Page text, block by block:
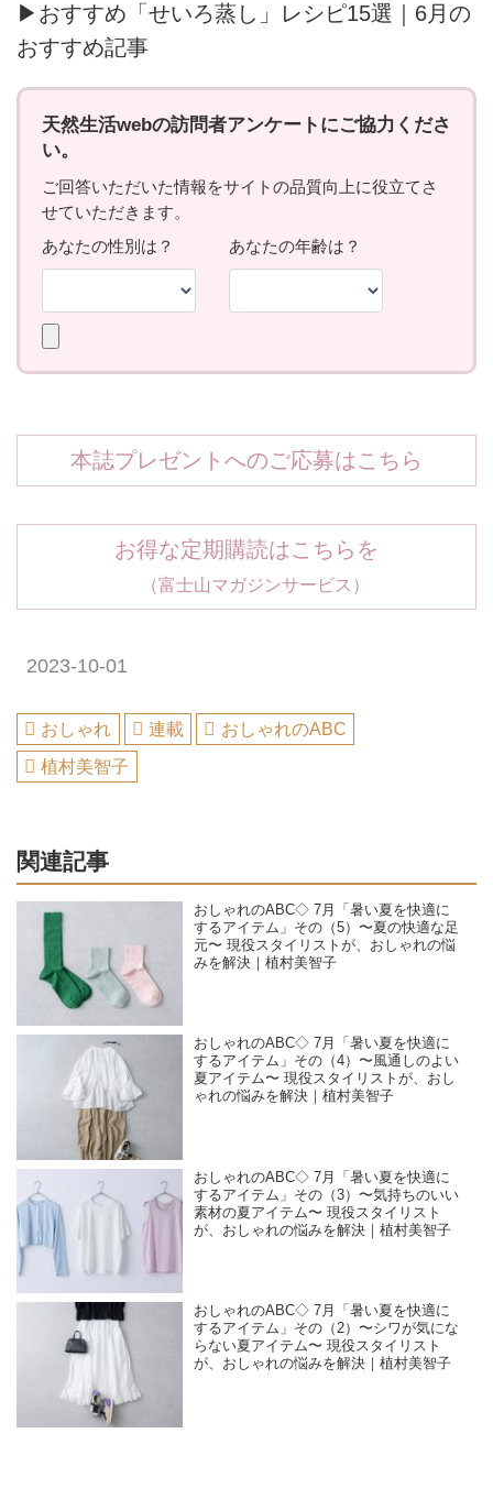
▶おすすめ「せいろ蒸し」レシピ15選｜6月の
おすすめ記事
本誌プレゼントへのご応募はこちら
お得な定期購読はこちらを
（富士山マガジンサービス）
2023-10-01
おしゃれ 連載
おしゃれのABC
植村美智子
関連記事
おしゃれのABC◇ 7月「暑い夏を快適に
するアイテム」その（5）〜夏の快適な足
元〜 現役スタイリストが、おしゃれの悩
みを解決｜植村美智子
おしゃれのABC◇ 7月「暑い夏を快適に
するアイテム」その（4）〜風通しのよい
夏アイテム〜 現役スタイリストが、おし
ゃれの悩みを解決｜植村美智子
おしゃれのABC◇ 7月「暑い夏を快適に
するアイテム」その（3）〜気持ちのいい
素材の夏アイテム〜 現役スタイリスト
が、おしゃれの悩みを解決｜植村美智子
おしゃれのABC◇ 7月「暑い夏を快適に
するアイテム」その（2）〜シワが気にな
らない夏アイテム〜 現役スタイリスト
が、おしゃれの悩みを解決｜植村美智子